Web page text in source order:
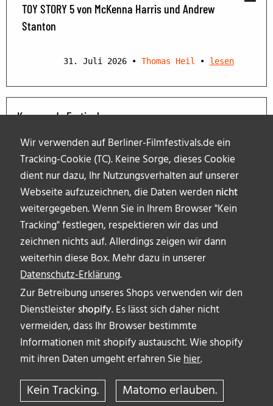
Wir verwenden auf Berliner-Filmfestivals.de ein
Tracking-Cookie (TC). Keine Sorge, dieses Cookie
dient nur dazu, Ihr Nutzungsverhalten auf unserer
Webseite aufzuzeichnen, die Daten werden nicht
weitergegeben. Wenn Sie in Ihrem Browser "Kein
Tracking" festlegen, respektieren wir das und
zeichnen nichts auf. Allerdings zeigen wir dann
weiterhin diese Box. Mehr dazu in unserer
Datenschutz-Erklärung.
Zur Betreibung unseres Shops verwenden wir den
Dienstleistershopify. Es lässt sich daher nicht
vermeiden, dass Ihr Browser bestimmte
Informationen mit shopify austauscht. Wie shopify
mit ihren Daten umgeht erfahren Siehier.
Kein Tracking. Matomo erlauben.
TOY STORY 5 von McKenna Harris und Andrew
Stanton
31. Juli 2026 • Thomas Heil • lesen
Kommende Festivals
ÜBER UNS
AUTOR_INNEN
DATENSCHUTZERKLÄRUNG